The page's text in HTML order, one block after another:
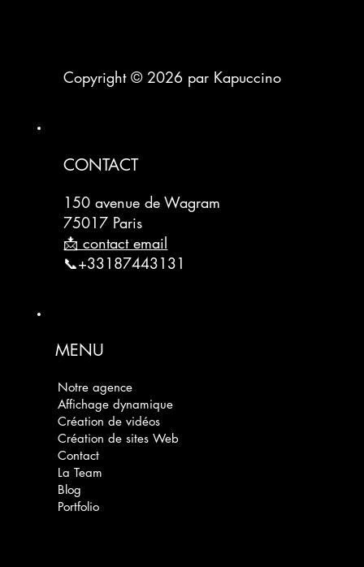
Copyright © 2026 par Kapuccino
CONTACT
150 avenue de Wagram
75017 Paris
📩 contact email
📞+33187443131
MENU
Notre agence
Affichage dynamique
Création de vidéos
Création de sites Web
Contact
La Team
Blog
Portfolio